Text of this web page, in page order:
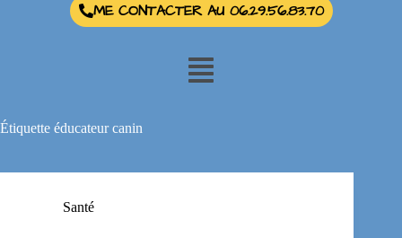
ME CONTACTER AU 06.29.56.83.70
Étiquette éducateur canin
Santé